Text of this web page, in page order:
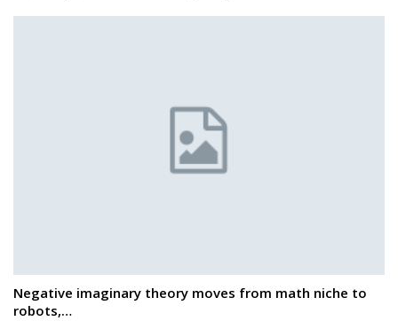
Negative imaginary theory moves from math niche to
robots,…